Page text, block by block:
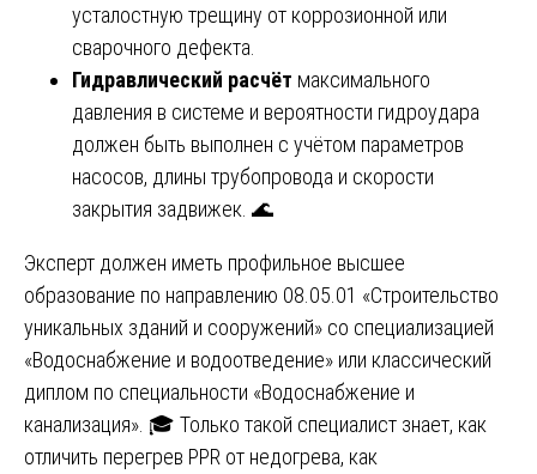
усталостную трещину от коррозионной или
сварочного дефекта.
Гидравлический расчёт максимального
давления в системе и вероятности гидроудара
должен быть выполнен с учётом параметров
насосов, длины трубопровода и скорости
закрытия задвижек. 🌊
Эксперт должен иметь профильное высшее
образование по направлению 08.05.01 «Строительство
уникальных зданий и сооружений» со специализацией
«Водоснабжение и водоотведение» или классический
диплом по специальности «Водоснабжение и
канализация». 🎓 Только такой специалист знает, как
отличить перегрев PPR от недогрева, как